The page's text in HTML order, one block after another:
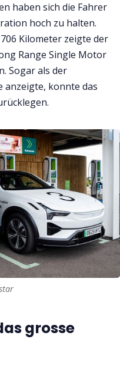
haben sich die Fahrer
hoch zu halten.
Kilometer zeigte der
Range Single Motor
Sogar als der
anzeigte, konnte das
grosse